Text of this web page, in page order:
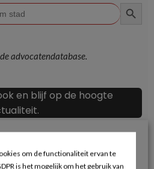
advocatendatabase.
en blijf op de hoogte
om de functionaliteit ervan te
is het mogelijk om het gebruik van